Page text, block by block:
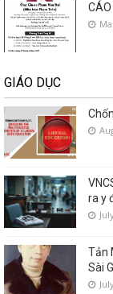
GIÁO DỤC
ra y
Tản
Sài